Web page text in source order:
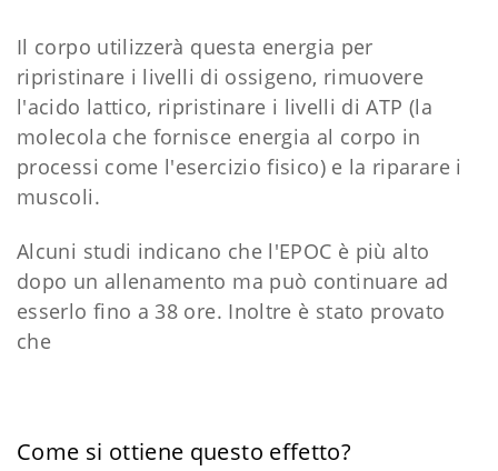
Il corpo utilizzerà questa energia per
ripristinare i livelli di ossigeno, rimuovere
l'acido lattico, ripristinare i livelli di ATP (la
molecola che fornisce energia al corpo in
processi come l'esercizio fisico) e la riparare i
muscoli.
Alcuni studi indicano che l'EPOC è più alto
dopo un allenamento ma può continuare ad
esserlo fino a 38 ore. Inoltre è stato provato
che
Come si ottiene questo effetto?